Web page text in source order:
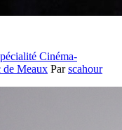
Cinéma-
de Meaux Parscahour